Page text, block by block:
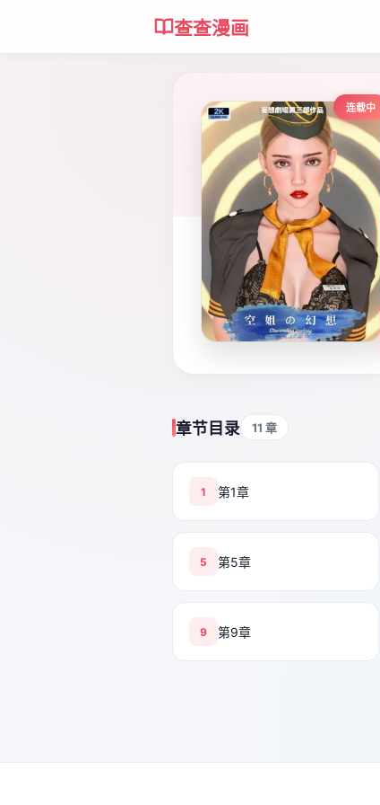
查查漫画
连载中
章节目录 11 章
1 第1章
5 第5章
9 第9章